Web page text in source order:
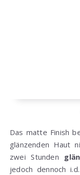
Das matte Finish
glänzenden Haut
zwei Stunden
jedoch dennoch